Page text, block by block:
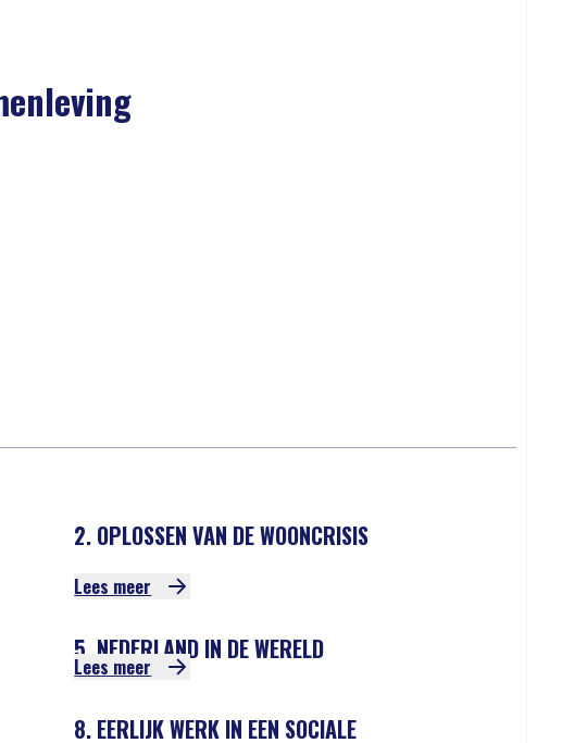
2. OPLOSSEN VAN DE WOONCRISIS
Lees meer
5. NEDERLAND IN DE WERELD
Lees meer
8. EERLIJK WERK IN EEN SOCIALE